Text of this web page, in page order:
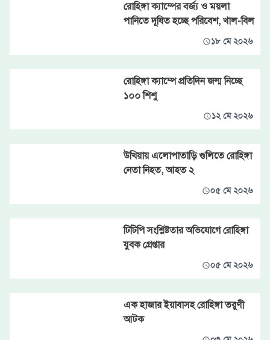
রোহিঙ্গা ক্যাম্পের বর্জ্য ও ময়লা
পানিতে দূষিত হচ্ছে পরিবেশ, খাল-বিল
১৮ মে ২০২৬
রোহিঙ্গা ক্যাম্পে প্রতিদিন জন্ম নিচ্ছে
১০০ শিশু
১২ মে ২০২৬
উখিয়ায় এলোপাতাড়ি গুলিতে রোহিঙ্গা
নেতা নিহত, আহত ২
০৫ মে ২০২৬
টিটিপি সংশ্লিষ্টতার অভিযোগে রোহিঙ্গা
যুবক গ্রেপ্তার
০৫ মে ২০২৬
এক হাজার ইয়াবাসহ রোহিঙ্গা তরুণী
আটক